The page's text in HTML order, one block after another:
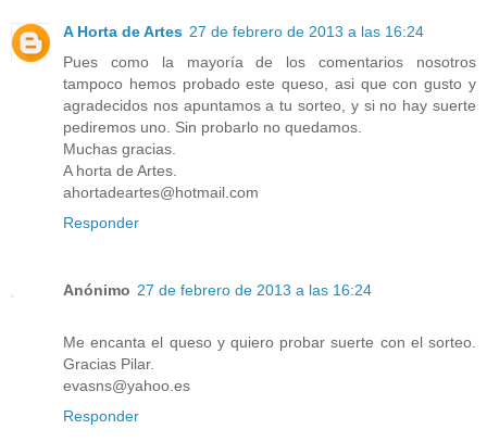
A Horta de Artes 27 de febrero de 2013 a las 16:24
Pues como la mayoría de los comentarios nosotros
tampoco hemos probado este queso, asi que con gusto y
agradecidos nos apuntamos a tu sorteo, y si no hay suerte
pediremos uno. Sin probarlo no quedamos.
Muchas gracias.
A horta de Artes.
ahortadeartes@hotmail.com
Responder
Anónimo 27 de febrero de 2013 a las 16:24
Me encanta el queso y quiero probar suerte con el sorteo.
Gracias Pilar.
evasns@yahoo.es
Responder